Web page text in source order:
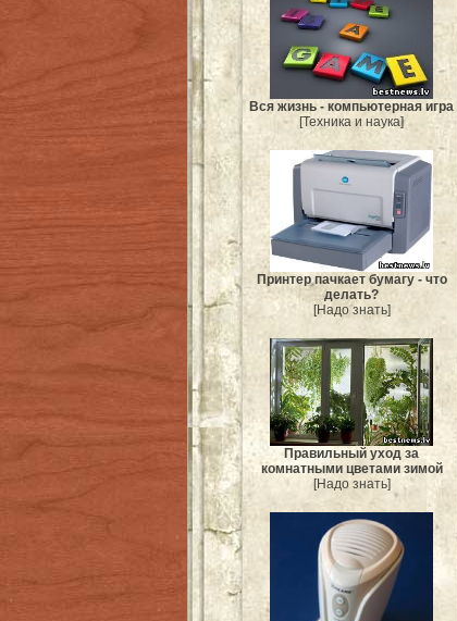
Вся жизнь - компьютерная игра
[Техника и наука]
Принтер пачкает бумагу - что
делать?
[Надо знать]
Правильный уход за
комнатными цветами зимой
[Надо знать]